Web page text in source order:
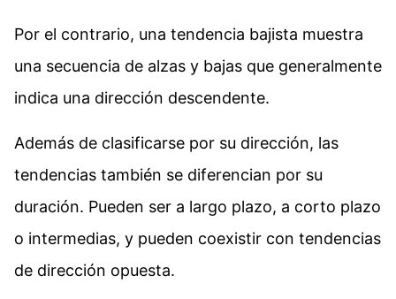
Por el contrario, una tendencia bajista muestra
una secuencia de alzas y bajas que generalmente
indica una dirección descendente.
Además de clasificarse por su dirección, las
tendencias también se diferencian por su
duración. Pueden ser a largo plazo, a corto plazo
o intermedias, y pueden coexistir con tendencias
de dirección opuesta.